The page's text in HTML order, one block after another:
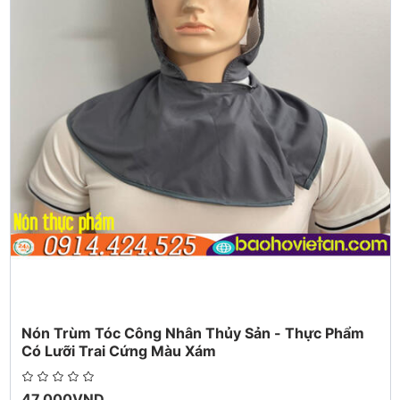
sản, thực phẩm, mỹ phẩm, dược phẩm..…
công nhân phải việc với máy móc tự động thì nón chống bụi
bẩn, thấm hút mồ hôi, giúp đầu tóc công nhân gọn gàng tránh
tóc bị máy cuốn dẫn đến rách da đầu, thiệt mạng đặc biệt là
công nhân nữ để tóc dài, bất cẩn.
Nón Trùm Tóc Công Nhân Thủy Sản - Thực Phẩm
Có Lưỡi Trai Cứng Màu Xám